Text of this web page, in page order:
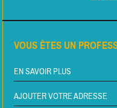
VOUS ÊTES UN
EN SAVOIR PLUS
AJOUTER VOTRE ADRESSE